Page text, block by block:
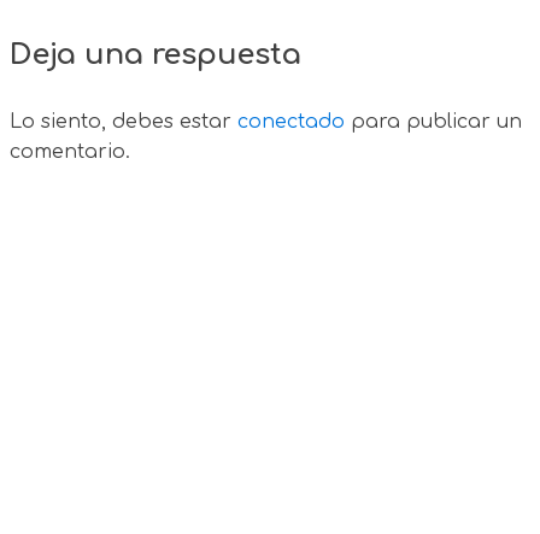
Deja una respuesta
Lo siento, debes estar conectado para publicar un
comentario.